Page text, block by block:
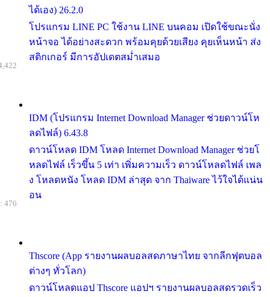
ได้เอง) 26.2.0
โปรแกรม LINE PC ใช้งาน LINE บนคอม เปิดใช้ขณะนั่ง
หน้าจอ ได้อย่างสะดวก พร้อมคุยด้วยเสียง คุยเห็นหน้า ส่ง
สติกเกอร์ มีการอัปเดตสม่ำเสมอ
IDM (โปรแกรม Internet Download Manager ช่วยดาวน์โห
ลดไฟล์) 6.43.8
ดาวน์โหลด IDM โหลด Internet Download Manager ช่วยโ
หลดไฟล์ เร็วขึ้น 5 เท่า เพิ่มความเร็ว ดาวน์โหลดไฟล์ เพล
ง โหลดหนัง โหลด IDM ล่าสุด จาก Thaiware ไว้ใจได้แน่น
อน
Thscore (App รายงานผลบอลสดภาษาไทย จากลีกฟุตบอล
ต่างๆ ทั่วโลก)
ดาวน์โหลดแอป Thscore แอปฯ รายงานผลบอลสดรวดเร็ว
476